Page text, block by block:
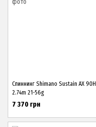
Спиннинг Shimano Sustain AX 90H
2.74m 21-56g
7 370 грн